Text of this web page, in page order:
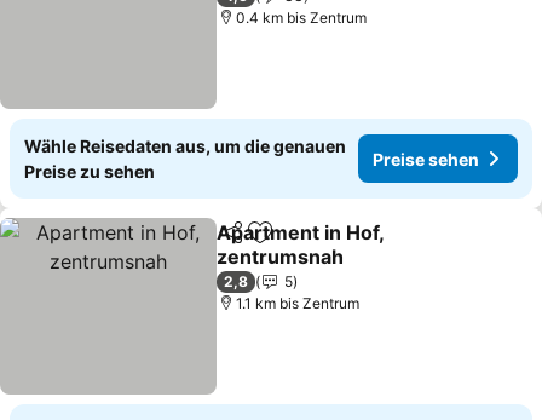
0.4 km bis Zentrum
Wähle Reisedaten aus, um die genauen
Preise zu sehen
Preise sehen
TeilenZu Favoriten hinzufügen
Apartment in Hof,
zentrumsnah
2,8
5
1.1 km bis Zentrum